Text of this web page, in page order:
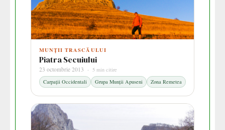
MUNȚII TRASCĂULUI
Piatra Secuiului
23 octombrie 2013 · 5 min citire
Carpații Occidentali
Grupa Munții Apuseni Zona Remetea